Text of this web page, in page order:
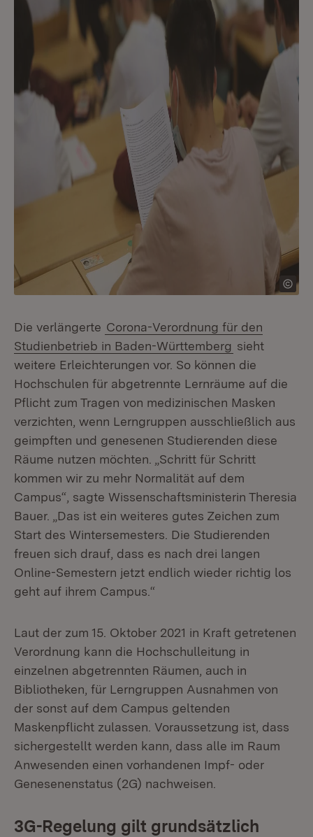
Die verlängerte Corona-Verordnung für den
Studienbetrieb in Baden-Württemberg sieht
weitere Erleichterungen vor. So können die
Hochschulen für abgetrennte Lernräume auf die
Pflicht zum Tragen von medizinischen Masken
verzichten, wenn Lerngruppen ausschließlich aus
geimpften und genesenen Studierenden diese
Räume nutzen möchten. „Schritt für Schritt
kommen wir zu mehr Normalität auf dem
Campus“, sagte Wissenschaftsministerin Theresia
Bauer. „Das ist ein weiteres gutes Zeichen zum
Start des Wintersemesters. Die Studierenden
freuen sich drauf, dass es nach drei langen
Online-Semestern jetzt endlich wieder richtig los
geht auf ihrem Campus.“
Laut der zum 15. Oktober 2021 in Kraft getretenen
Verordnung kann die Hochschulleitung in
einzelnen abgetrennten Räumen, auch in
Bibliotheken, für Lerngruppen Ausnahmen von
der sonst auf dem Campus geltenden
Maskenpflicht zulassen. Voraussetzung ist, dass
sichergestellt werden kann, dass alle im Raum
Anwesenden einen vorhandenen Impf- oder
Genesenenstatus (2G) nachweisen.
3G-Regelung gilt grundsätzlich